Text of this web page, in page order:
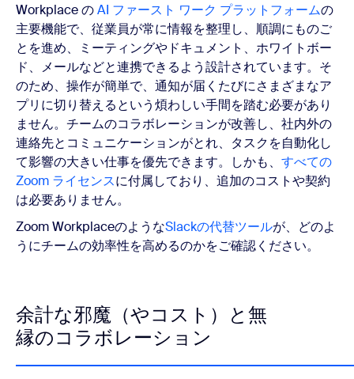
Workplace のAI ファースト ワーク プラットフォームの
主要機能で、従業員が常に情報を整理し、順調にものご
とを進め、ミーティングやドキュメント、ホワイトボー
ド、メールなどと連携できるよう設計されています。そ
のため、操作が簡単で、通知が届くたびにさまざまなア
プリに切り替えるという煩わしい手間を踏む必要があり
ません。チームのコラボレーションが改善し、社内外の
連絡先とコミュニケーションがとれ、タスクを自動化し
て影響の大きい仕事を優先できます。しかも、 すべての
Zoom ライセンスに付属しており、追加のコストや契約
は必要ありません。
Zoom WorkplaceのようなSlackの代替ツールが、どのよ
うにチームの効率性を高めるのかをご確認ください。
余計な邪魔（やコスト）と無
縁のコラボレーション